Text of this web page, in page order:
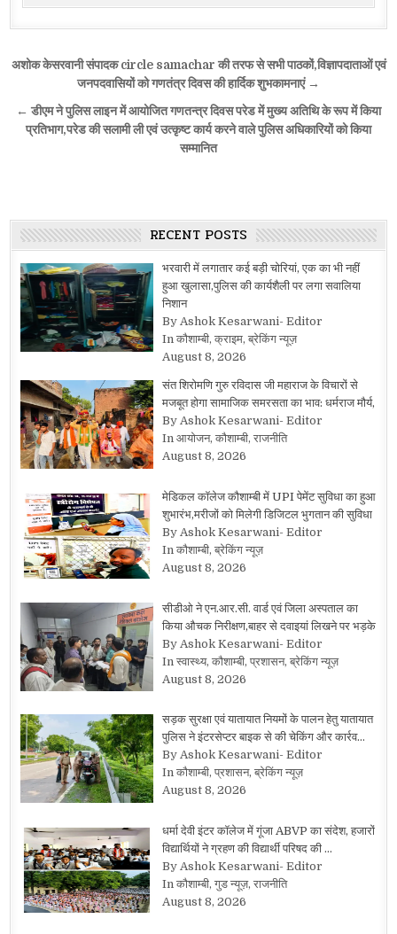
Post
navigation
अशोक केसरवानी संपादक circle samachar की तरफ से सभी पाठकों,विज्ञापदाताओं एवं
जनपदवासियों को गणतंत्र दिवस की हार्दिक शुभकामनाएं →
← डीएम ने पुलिस लाइन में आयोजित गणतन्त्र दिवस परेड में मुख्य अतिथि के रूप में किया
प्रतिभाग,परेड की सलामी ली एवं उत्कृष्ट कार्य करने वाले पुलिस अधिकारियों को किया
सम्मानित
RECENT POSTS
भरवारी में लगातार कई बड़ी चोरियां, एक का भी नहीं
हुआ खुलासा,पुलिस की कार्यशैली पर लगा सवालिया
निशान
By Ashok Kesarwani- Editor
In कौशाम्बी, क्राइम, ब्रेकिंग न्यूज़
August 8, 2026
संत शिरोमणि गुरु रविदास जी महाराज के विचारों से
मजबूत होगा सामाजिक समरसता का भाव: धर्मराज मौर्य,
By Ashok Kesarwani- Editor
In आयोजन, कौशाम्बी, राजनीति
August 8, 2026
मेडिकल कॉलेज कौशाम्बी में UPI पेमेंट सुविधा का हुआ
शुभारंभ,मरीजों को मिलेगी डिजिटल भुगतान की सुविधा
By Ashok Kesarwani- Editor
In कौशाम्बी, ब्रेकिंग न्यूज़
August 8, 2026
सीडीओ ने एन.आर.सी. वार्ड एवं जिला अस्पताल का
किया औचक निरीक्षण,बाहर से दवाइयां लिखने पर भड़के
By Ashok Kesarwani- Editor
In स्वास्थ्य, कौशाम्बी, प्रशासन, ब्रेकिंग न्यूज़
August 8, 2026
सड़क सुरक्षा एवं यातायात नियमों के पालन हेतु यातायात
पुलिस ने इंटरसेप्टर बाइक से की चेकिंग और कार्रव…
By Ashok Kesarwani- Editor
In कौशाम्बी, प्रशासन, ब्रेकिंग न्यूज़
August 8, 2026
धर्मा देवी इंटर कॉलेज में गूंजा ABVP का संदेश, हजारों
विद्यार्थियों ने ग्रहण की विद्यार्थी परिषद की …
By Ashok Kesarwani- Editor
In कौशाम्बी, गुड न्यूज़, राजनीति
August 8, 2026